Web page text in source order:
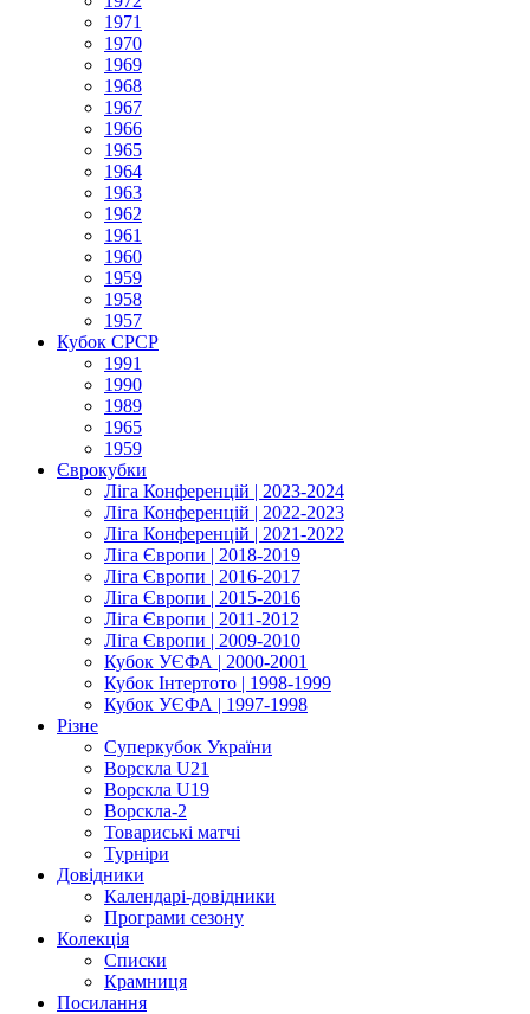
1971
1970
1969
1968
1967
1966
1965
1964
1963
1962
1961
1960
1959
1958
1957
Кубок СРСР
1991
1990
1989
1965
1959
Єврокубки
Ліга Конференцій | 2023-2024
Ліга Конференцій | 2022-2023
Ліга Конференцій | 2021-2022
Ліга Європи | 2018-2019
Ліга Європи | 2016-2017
Ліга Європи | 2015-2016
Ліга Європи | 2011-2012
Ліга Європи | 2009-2010
Кубок УЄФА | 2000-2001
Кубок Інтертото | 1998-1999
Кубок УЄФА | 1997-1998
Різне
Суперкубок України
Ворскла U21
Ворскла U19
Ворскла-2
Товариські матчі
Турніри
Довідники
Календарі-довідники
Програми сезону
Колекція
Списки
Крамниця
Посилання